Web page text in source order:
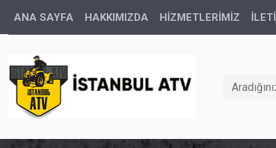
ANA SAYFA HAKKIMIZDA HİZMETLERİMİZ